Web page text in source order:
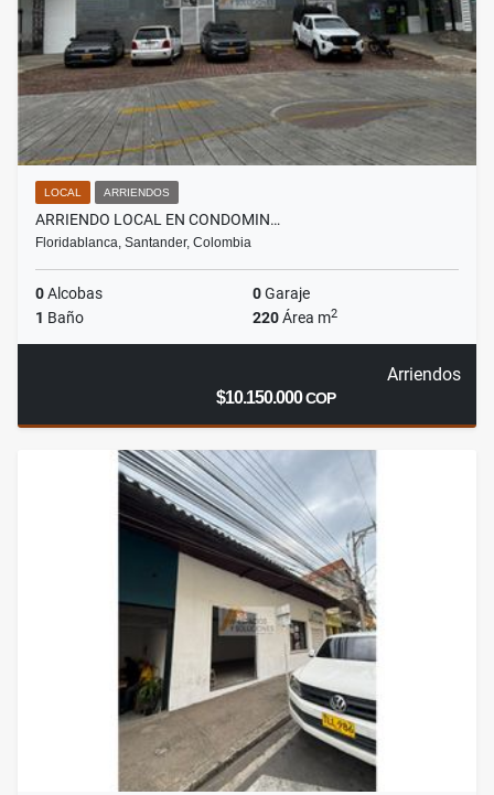
LOCAL ARRIENDOS
ARRIENDO LOCAL EN CONDOMIN…
Floridablanca, Santander, Colombia
0Alcobas 0Garaje
1 Baño 220Área m2
Arriendos
$10.150.000COP